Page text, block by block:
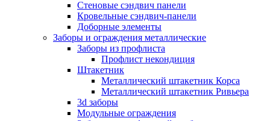
Стеновые сэндвич панели
Кровельные сэндвич-панели
Доборные элементы
Заборы и ограждения металлические
Заборы из профлиста
Профлист некондиция
Штакетник
Металлический штакетник Корса
Металлический штакетник Ривьера
3d заборы
Модульные ограждения